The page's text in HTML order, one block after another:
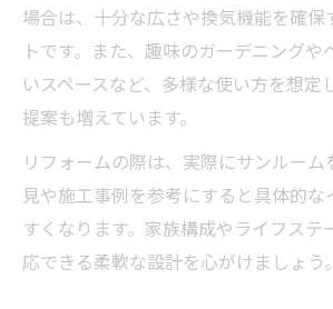
い方
住環境改善に役立つサンル
活用術
リフォームで実現するサンル
案
サンルームリフォームで叶
シーン
新発想のリフォームサンルー
場合は、十分な広さや換気機能を確保
トです。また、趣味のガーデニングや
いスペースなど、多様な使い方を想定
提案も増えています。
リフォームの際は、実際にサンルー
見や施工事例を参考にすると具体的な
すくなります。家族構成やライフステ
応できる柔軟な設計を心がけましょう。